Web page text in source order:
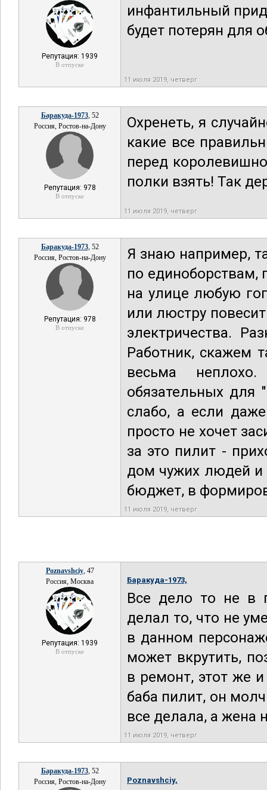
Репутация: 1939
В отпуске
инфантильный
будет потерян для
11 июля 2019, четверг
Баракуда-1973, 52
Россия, Ростов-на-Дону
Репутация: 978
В отпуске
Охренеть, я
какие все
перед
полки взять! Так
11 июля 2019, четверг
Баракуда-1973, 52
Россия, Ростов-на-Дону
Репутация: 978
В отпуске
Я знаю например,
по единоборствам,
на улице любую
или люстру
электричества.
Работник, скажем
весьма
обязательных для
слабо, а если
просто не хочет
за это пилит -
дом чужих людей и
бюджет, в
11 июля 2019, четверг
Poznavshciy, 47
Россия, Москва
Репутация: 1939
В отпуске
Баракуда-1973,
Все дело то не в
делал то, что не
в данном
может вкрутить,
в ремонт, этот же
баба пилит, он
все делала, а жена
11 июля 2019, четверг
Баракуда-1973, 52
Россия, Ростов-на-Дону
Poznavshciy,